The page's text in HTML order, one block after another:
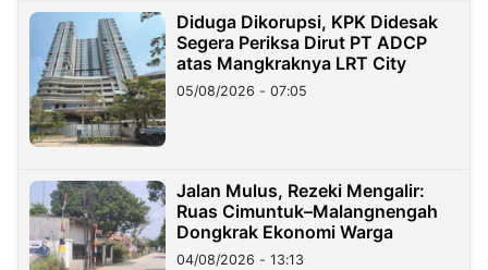
Diduga Dikorupsi, KPK Didesak
Segera Periksa Dirut PT ADCP
atas Mangkraknya LRT City
05/08/2026 - 07:05
Jalan Mulus, Rezeki Mengalir:
Ruas Cimuntuk–Malangnengah
Dongkrak Ekonomi Warga
04/08/2026 - 13:13